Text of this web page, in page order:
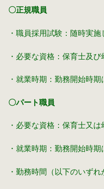
〇正規職員
・職員採用試験：随時実施
・必要な資格：保育士及
・就業時期：勤務開始時
〇パート職員
・必要な資格：保育士又
・就業時期：勤務開始時
・勤務時間（以下のいずれ